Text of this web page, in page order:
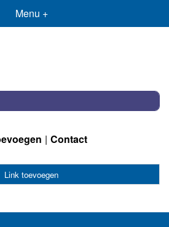
Menu +
Contact
Link toevoegen